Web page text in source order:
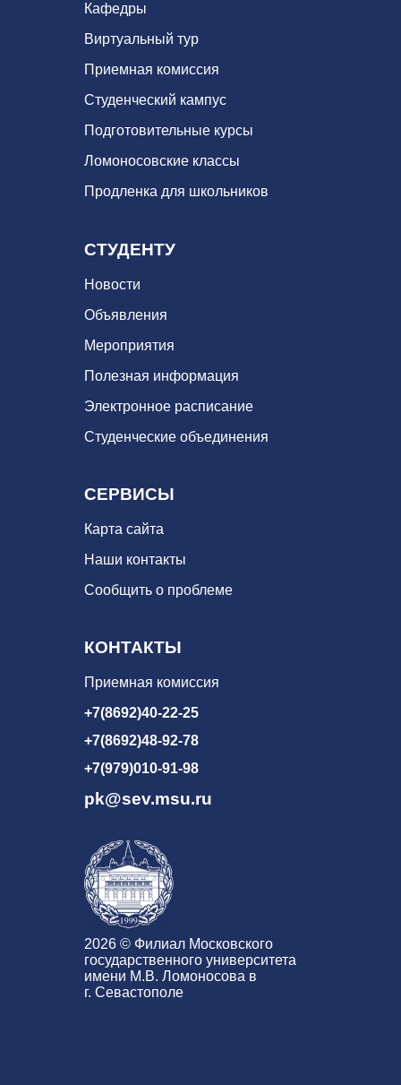
Кафедры
Виртуальный тур
Приемная комиссия
Студенческий кампус
Подготовительные курсы
Ломоносовские классы
Продленка для школьников
СТУДЕНТУ
Новости
Объявления
Мероприятия
Полезная информация
Электронное расписание
Студенческие объединения
СЕРВИСЫ
Карта сайта
Наши контакты
Сообщить о проблеме
КОНТАКТЫ
Приемная комиссия
+7(8692)40-22-25
+7(8692)48-92-78
+7(979)010-91-98
pk@sev.msu.ru
2026 © Филиал Московского
государственного университета
имени М.В. Ломоносова в
г. Севастополе